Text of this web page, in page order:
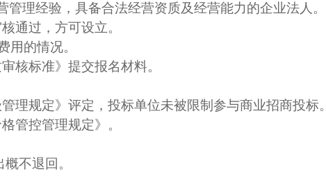
理经验，具备合法经营资质及经营能力的企业法人。
通过，方可设立。
用的情况。
核标准》提交报名材料。
理规定》评定，投标单位未被限制参与商业招商投标。
管控管理规定》。
不退回。